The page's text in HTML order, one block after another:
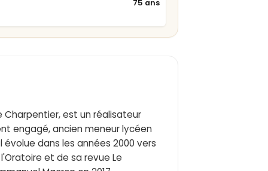
75 ans
Charpentier, est un réalisateur
engagé, ancien meneur lycéen
dans les années 2000 vers
et de sa revue Le